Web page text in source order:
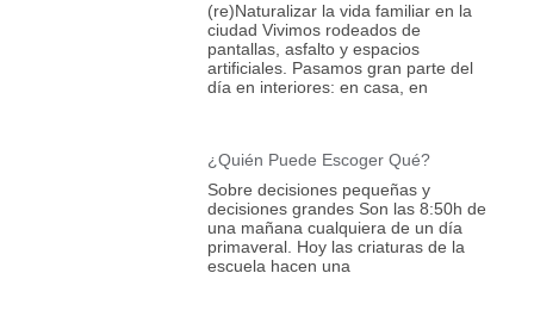
(re)Naturalizar la vida familiar en la
ciudad Vivimos rodeados de
pantallas, asfalto y espacios
artificiales. Pasamos gran parte del
día en interiores: en casa, en
¿Quién Puede Escoger Qué?
Sobre decisiones pequeñas y
decisiones grandes Son las 8:50h de
una mañana cualquiera de un día
primaveral. Hoy las criaturas de la
escuela hacen una